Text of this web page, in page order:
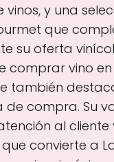
vinos, y una
que
su oferta
comprar vino
también
de compra. Su
al cliente
convierte a